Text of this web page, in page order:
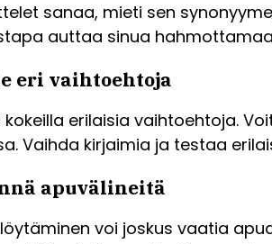
sanaa, mieti sen
auttaa sinua
eri vaihtoehtoja
kokeilla erilaisia vaihtoehtoja.
Vaihda kirjaimia ja testaa
apuvälineitä
voi joskus vaatia